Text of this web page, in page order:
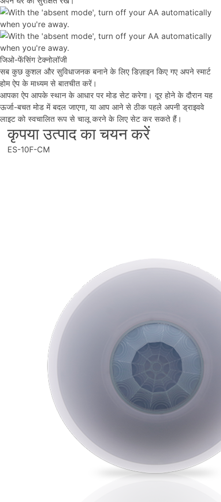
जिओ-फेंसिंग टेक्नोलॉजी
सब कुछ कुशल और सुविधाजनक बनाने के लिए डिज़ाइन किए गए अपने स्मार्ट
होम ऐप के माध्यम से बातचीत करें।
आपका ऐप आपके स्थान के आधार पर मोड सेट करेगा। दूर होने के दौरान यह
ऊर्जा-बचत मोड में बदल जाएगा, या आप आने से ठीक पहले अपनी ड्राइववे
लाइट को स्वचालित रूप से चालू करने के लिए सेट कर सकते हैं।
कृपया उत्पाद का चयन करें
ES-10F-CM